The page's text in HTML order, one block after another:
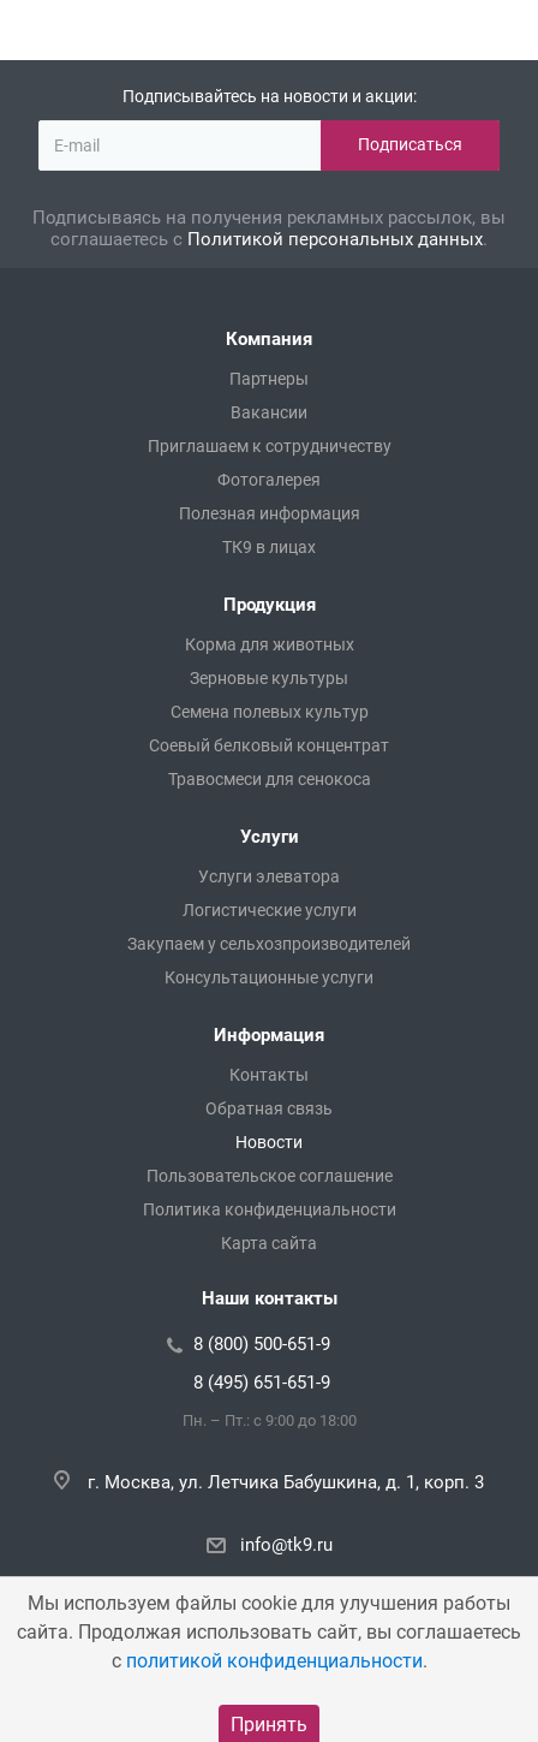
Подписывайтесь на новости и акции:
Подписываясь на получения рекламных рассылок, вы
соглашаетесь с Политикой персональных данных.
Компания
Партнеры
Вакансии
Приглашаем к сотрудничеству
Фотогалерея
Полезная информация
ТК9 в лицах
Продукция
Корма для животных
Зерновые культуры
Семена полевых культур
Соевый белковый концентрат
Травосмеси для сенокоса
Услуги
Услуги элеватора
Логистические услуги
Закупаем у сельхозпроизводителей
Консультационные услуги
Информация
Контакты
Обратная связь
Новости
Пользовательское соглашение
Политика конфиденциальности
Карта сайта
Наши контакты
8 (800) 500-651-9
8 (495) 651-651-9
Пн. – Пт.: с 9:00 до 18:00
г. Москва, ул. Летчика Бабушкина, д. 1, корп. 3
info@tk9.ru
Copyright © 2000 — 2026 «TK9». Все права защищены.
Мы используем файлы cookie для улучшения работы
сайта. Продолжая использовать сайт, вы соглашаетесь
с политикой конфиденциальности.
Принять